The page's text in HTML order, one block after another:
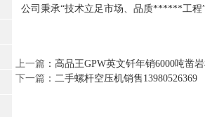
公司秉承“技术立足市场、品质******工
上一篇 ： 高品王GPW英文钎年销6000吨凿
下一篇 ： 二手螺杆空压机销售13980526369